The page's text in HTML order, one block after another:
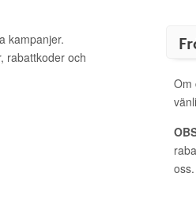
kampanjer.
rabattkoder och
Om